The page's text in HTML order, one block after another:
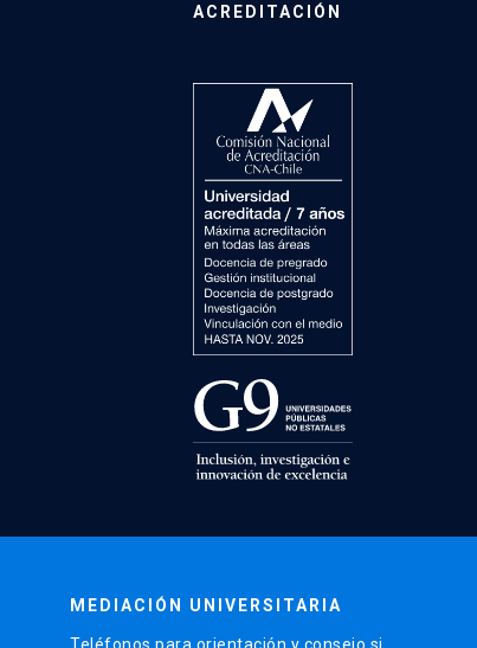
ACREDITACIÓN
MEDIACIÓN UNIVERSITARIA
Teléfonos para orientación y consejo si